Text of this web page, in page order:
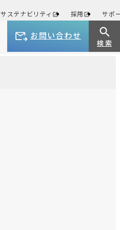
サステナビリティ 採用 サポ
お問い合わせ
検 索